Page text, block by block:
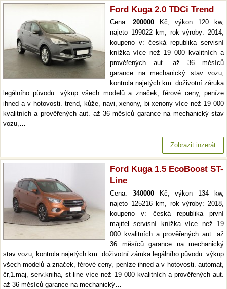
Ford Kuga 2.0 TDCi Trend
Cena: 200000Kč, výkon 120 kw,
najeto 199022 km, rok výroby: 2014,
koupeno v: česká republika servisní
knížka více než 19 000 kvalitních a
prověřených aut. až 36 měsíců
garance na mechanický stav vozu,
kontrola najetých km. doživotní záruka
legálního původu. výkup všech modelů a značek, férové ceny, peníze
ihned a v hotovosti. trend, kůže, navi, xenony, bi-xenony více než 19 000
kvalitních a prověřených aut. až 36 měsíců garance na mechanický stav
vozu,…
Zobrazit inzerát
Ford Kuga 1.5 EcoBoost ST-
Line
Cena: 340000Kč, výkon 134 kw,
najeto 125216 km, rok výroby: 2018,
koupeno v: česká republika první
majitel servisní knížka více než 19
000 kvalitních a prověřených aut. až
36 měsíců garance na mechanický
stav vozu, kontrola najetých km. doživotní záruka legálního původu. výkup
všech modelů a značek, férové ceny, peníze ihned a v hotovosti. automat,
čr,1.maj, serv.kniha, st-line více než 19 000 kvalitních a prověřených aut.
až 36 měsíců garance na mechanický…